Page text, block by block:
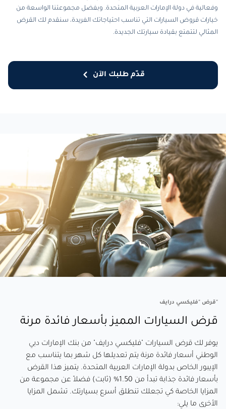
وفعالية في دولة الإمارات العربية المتحدة. وبفضل مجموعتنا الواسعة من
خيارات قروض السيارات التي تناسب احتياجاتك الفريدة، سنقدم لك القرض
المثالي لتتمتع بقيادة سيارتك الجديدة.
قدّم طلبك الآن
"قرض "فليكسي درايف
قرض السيارات المميز بأسعار فائدة مرنة
يوفر لك قرض السيارات "فليكسي درايف" من بنك الإمارات دبي
الوطني أسعار فائدة مرنة يتم تعديلها كل شهر بما يتناسب مع
الإيبور الخاص بدولة الإمارات العربية المتحدة. يتميز هذا القرض
بأسعار فائدة جذابة تبدأ من 1.50% (ثابت) فضلاً عن مجموعة من
المزايا الخاصة كي تجعلك تنطلق أسرع بسيارتك. تشمل المزايا
الأخرى ما يلي: